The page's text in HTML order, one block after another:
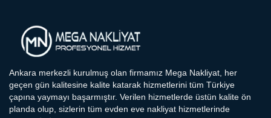
Ankara merkezli kurulmuş olan firmamız Mega Nakliyat, her
geçen gün kalitesine kalite katarak hizmetlerini tüm Türkiye
çapına yaymayı başarmıştır. Verilen hizmetlerde üstün kalite ön
planda olup, sizlerin tüm evden eve nakliyat hizmetlerinde